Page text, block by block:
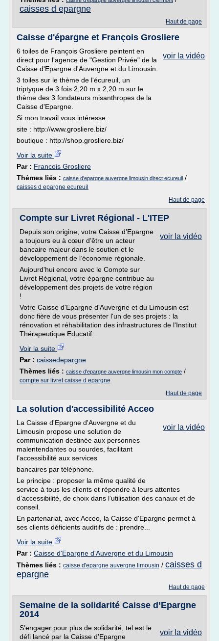
caisses d epargne
Haut de page
Caisse d'épargne et François Grosliere
voir la vidéo
6 toiles de François Grosliere peintent en
direct pour l'agence de "Gestion Privée" de la
Caisse d'Epargne d'Auvergne et du Limousin.
3 toiles sur le thème de l'écureuil, un
triptyque de 3 fois 2,20 m x 2,20 m sur le
thème des 3 fondateurs misanthropes de la
Caisse d'Epargne.
Si mon travail vous intéresse :
site : http://www.grosliere.biz/
boutique : http://shop.grosliere.biz/
Voir la suite
Par : Francois Grosliere
Thèmes liés : caisse d'epargne auvergne limousin direct ecureuil /
caisses d epargne ecureuil
Haut de page
Compte sur Livret Régional - L'ITEP
voir la vidéo
Depuis son origine, votre Caisse d’Epargne
a toujours eu à cœur d’être un acteur
bancaire majeur dans le soutien et le
développement de l’économie régionale.
Aujourd'hui encore avec le Compte sur
Livret Régional, votre épargne contribue au
développement des projets de votre région
!
Votre Caisse d'Epargne d'Auvergne et du Limousin est
donc fière de vous présenter l'un de ses projets : la
rénovation et réhabilitation des infrastructures de l'Institut
Thérapeutique Educatif...
Voir la suite
Par : caissedepargne
Thèmes liés : caisse d'epargne auvergne limousin mon compte /
compte sur livret caisse d epargne
Haut de page
La solution d'accessibilité Acceo
voir la vidéo
La Caisse d'Epargne d'Auvergne et du
Limousin propose une solution de
communication destinée aux personnes
malentendantes ou sourdes, facilitant
l’accessibilité aux services
bancaires par téléphone.
Le principe : proposer la même qualité de
service à tous les clients et répondre à leurs attentes
d’accessibilité, de choix dans l’utilisation des canaux et de
conseil.
En partenariat, avec Acceo, la Caisse d'Epargne permet à
ses clients déficients auditifs de : prendre...
Voir la suite
Par : Caisse d'Epargne d'Auvergne et du Limousin
Thèmes liés : caisse d'epargne auvergne limousin / caisses d
epargne
Haut de page
Semaine de la solidarité Caisse d’Epargne
2014
voir la vidéo
S’engager pour plus de solidarité, tel est le
défi lancé par la Caisse d’Epargne